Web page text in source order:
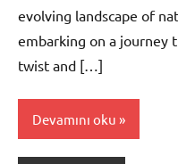
evolving landscape of
embarking on a journey
twist and […]
Devamını oku